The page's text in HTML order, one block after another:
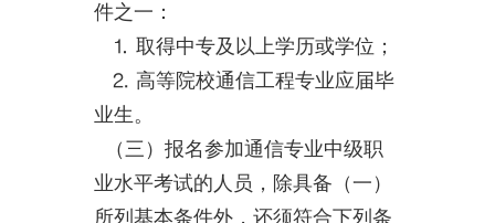
件之一：
⒈ 取得中专及以上学历或学位；
⒉ 高等院校通信工程专业应届毕
业生。
（三）报名参加通信专业中级职
业水平考试的人员，除具备（一）
所列基本条件外，还须符合下列条